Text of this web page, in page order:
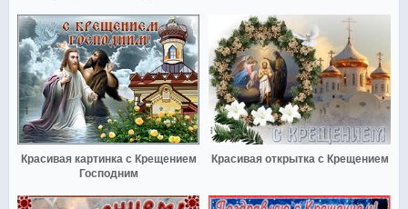
Красивая картинка с Крещением
Господним
Красивая открытка с Крещением